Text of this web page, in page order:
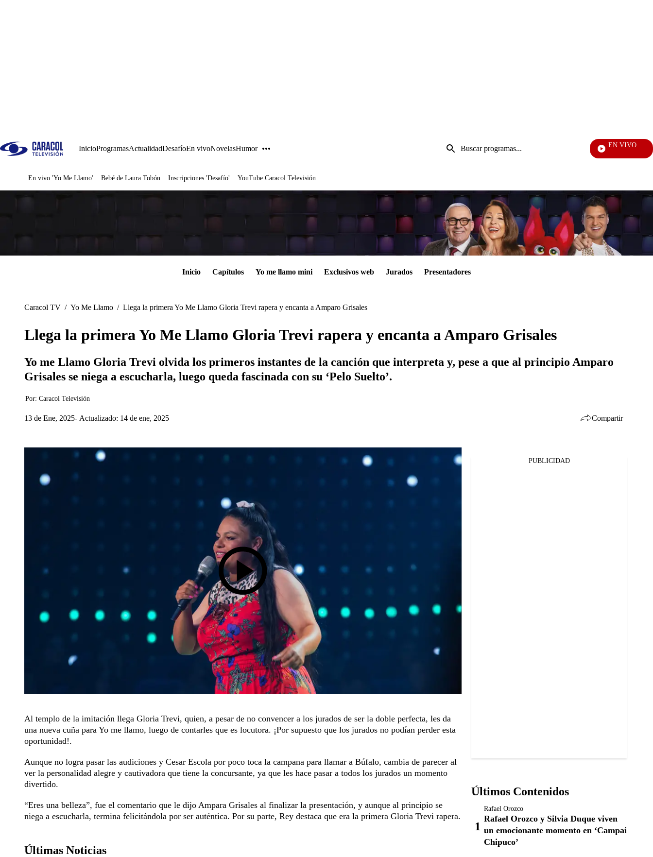
InicioProgramasActualidadDesafíoEn vivoNovelasHumor
Entrada
de
EN VIVO
Televentas
Juegos
En vivo 'Yo Me Llamo' Bebé de Laura Tobón Inscripciones 'Desafío' YouTube Caracol Televisión
Inicio Capítulos Yo me llamo mini Exclusivos web Jurados Presentadores
Caracol TV / Yo Me Llamo / Llega la primera Yo Me Llamo Gloria Trevi rapera y encanta a Amparo Grisales
Llega la primera Yo Me Llamo Gloria Trevi rapera y encanta a Amparo Grisales
Yo me Llamo Gloria Trevi olvida los primeros instantes de la canción que interpreta y, pese a que al principio Amparo
Grisales se niega a escucharla, luego queda fascinada con su ‘Pelo Suelto’.
Por: Caracol Televisión
13 de Ene, 2025 Actualizado: 14 de ene, 2025 Compartir
Facebook
Al templo de la imitación llega Gloria Trevi, quien, a pesar de no convencer a los jurados de ser la doble perfecta, les da
una nueva cuña para Yo me llamo, luego de contarles que es locutora. ¡Por supuesto que los jurados no podían perder esta
oportunidad!.
Aunque no logra pasar las audiciones y Cesar Escola por poco toca la campana para llamar a Búfalo, cambia de parecer al
ver la personalidad alegre y cautivadora que tiene la concursante, ya que les hace pasar a todos los jurados un momento
divertido.
“Eres una belleza”, fue el comentario que le dijo Ampara Grisales al finalizar la presentación, y aunque al principio se
niega a escucharla, termina felicitándola por ser auténtica. Por su parte, Rey destaca que era la primera Gloria Trevi rapera.
Últimas Noticias
PUBLICIDAD
Últimos Contenidos
Rafael Orozco
Rafael Orozco y Silvia Duque viven
un emocionante momento en ‘Campai
Chipuco’